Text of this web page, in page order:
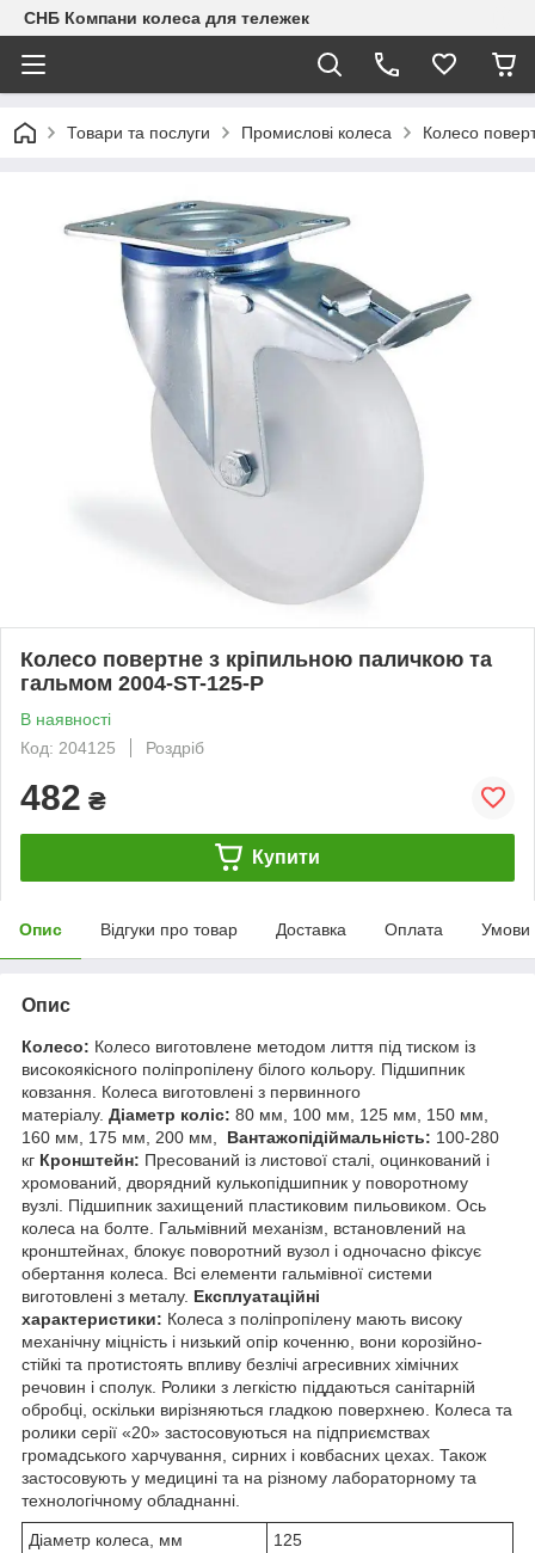
СНБ Компани колеса для тележек
Товари та послуги Промислові колеса Колесо
Колесо повертне з кріпильною паличкою та
гальмом 2004-ST-125-Р
В наявності
Код: 204125
Роздріб
482 ₴
Купити
Опис Відгуки про товар Доставка Оплата Умови
Опис
Колесо: Колесо виготовлене методом лиття під тиском із
високоякісного поліпропілену білого кольору. Підшипник
ковзання. Колеса виготовлені з первинного
матеріалу. Діаметр коліс: 80 мм, 100 мм, 125 мм, 150 мм,
160 мм, 175 мм, 200 мм, Вантажопідіймальність: 100-280
кг Кронштейн: Пресований із листової сталі, оцинкований і
хромований, дворядний кулькопідшипник у поворотному
вузлі. Підшипник захищений пластиковим пильовиком. Ось
колеса на болте. Гальмівний механізм, встановлений на
кронштейнах, блокує поворотний вузол і одночасно фіксує
обертання колеса. Всі елементи гальмівної системи
виготовлені з металу. Експлуатаційні
характеристики: Колеса з поліпропілену мають високу
механічну міцність і низький опір коченню, вони корозійно-
стійкі та протистоять впливу безлічі агресивних хімічних
речовин і сполук. Ролики з легкістю піддаються санітарній
обробці, оскільки вирізняються гладкою поверхнею. Колеса та
ролики серії «20» застосовуються на підприємствах
громадського харчування, сирних і ковбасних цехах. Також
застосовують у медицині та на різному лабораторному та
технологічному обладнанні.
Діаметр колеса, мм
125